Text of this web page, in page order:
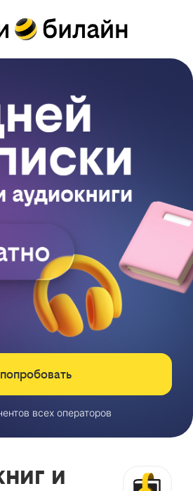
попробовать
всех операторов
и